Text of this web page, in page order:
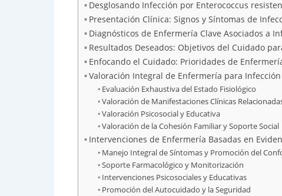
Desglosando Infección por Enterococcus
Presentación Clínica: Signos y Síntomas de
Diagnósticos de Enfermería Clave Asociados a
Resultados Deseados: Objetivos del Cuidado
Enfocando el Cuidado: Prioridades de
Valoración Integral de Enfermería para
Evaluación Exhaustiva del Estado Fisiológico
Valoración de Manifestaciones Clínicas
Valoración Psicosocial y Educativa
Valoración de la Cohesión Familiar y Soporte Social
Intervenciones de Enfermería Basadas en
Manejo Integral de Síntomas y Promoción del
Soporte Farmacológico y Monitorización
Intervenciones Psicosociales y Educativas
Promoción del Autocuidado y la Seguridad